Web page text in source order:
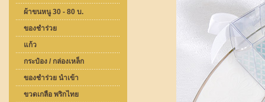
ผ้าขนหนู 30 - 80 บ.
ของชำร่วย
แก้ว
กระป๋อง / กล่องเหล็ก
ของชำร่วย นำเข้า
ขวดเกลือ พริกไทย